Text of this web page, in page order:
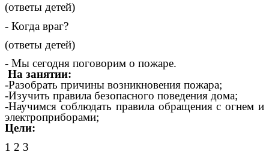
(ответы детей)
- Когда враг?
(ответы детей)
- Мы сегодня поговорим о пожаре.
На занятии:
-Разобрать причины возникновения пожара;
-Изучить правила безопасного поведения дома;
-Научимся соблюдать правила обращения с огнем и
электроприборами;
Цели:
1 2 3